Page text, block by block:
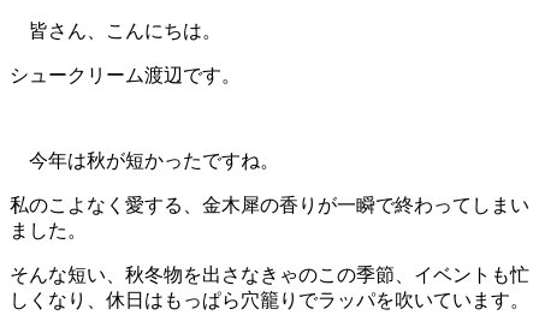
皆さん、こんにちは。
シュークリーム渡辺です。
今年は秋が短かったですね。
私のこよなく愛する、金木犀の香りが一瞬で終わってしまい
ました。
そんな短い、秋冬物を出さなきゃのこの季節、イベントも忙
しくなり、休日はもっぱら穴籠りでラッパを吹いています。